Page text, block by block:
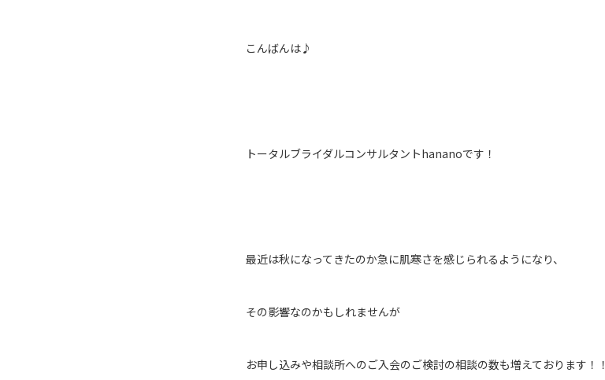
こんばんは♪
トータルブライダルコンサルタントhananoです！
最近は秋になってきたのか急に肌寒さを感じられるようになり、
その影響なのかもしれませんが
お申し込みや相談所へのご入会のご検討の相談の数も増えております！！